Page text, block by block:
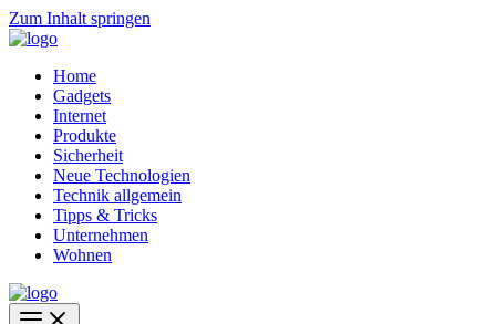
Zum Inhalt springen
Home
Gadgets
Internet
Produkte
Sicherheit
Neue Technologien
Technik allgemein
Tipps & Tricks
Unternehmen
Wohnen